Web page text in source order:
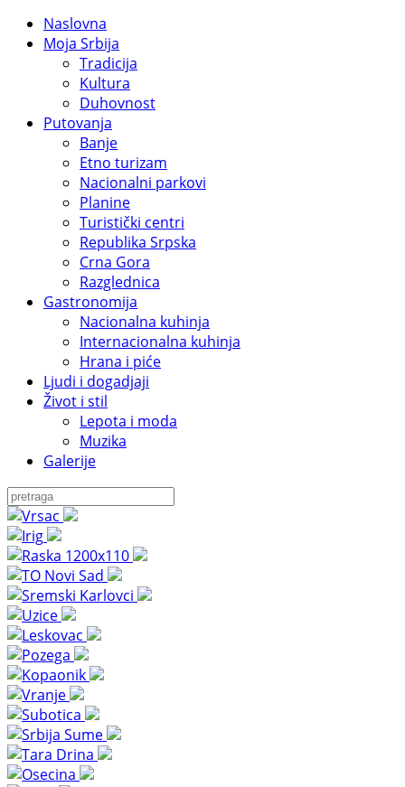
Naslovna
Moja Srbija
Tradicija
Kultura
Duhovnost
Putovanja
Banje
Etno turizam
Nacionalni parkovi
Planine
Turistički centri
Republika Srpska
Crna Gora
Razglednica
Gastronomija
Nacionalna kuhinja
Internacionalna kuhinja
Hrana i piće
Ljudi i dogadjaji
Život i stil
Lepota i moda
Muzika
Galerije